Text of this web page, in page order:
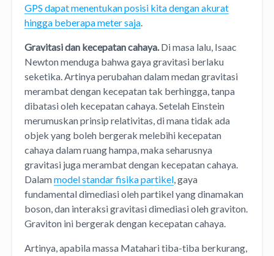
GPS dapat menentukan posisi kita dengan akurat
hingga beberapa meter saja.
Gravitasi dan kecepatan cahaya.Di masa lalu, Isaac
Newton menduga bahwa gaya gravitasi berlaku
seketika. Artinya perubahan dalam medan gravitasi
merambat dengan kecepatan tak berhingga, tanpa
dibatasi oleh kecepatan cahaya. Setelah Einstein
merumuskan prinsip relativitas, di mana tidak ada
objek yang boleh bergerak melebihi kecepatan
cahaya dalam ruang hampa, maka seharusnya
gravitasi juga merambat dengan kecepatan cahaya.
Dalammodel standar fisika partikel, gaya
fundamental dimediasi oleh partikel yang dinamakan
boson, dan interaksi gravitasi dimediasi oleh graviton.
Graviton ini bergerak dengan kecepatan cahaya.
Artinya, apabila massa Matahari tiba-tiba berkurang,